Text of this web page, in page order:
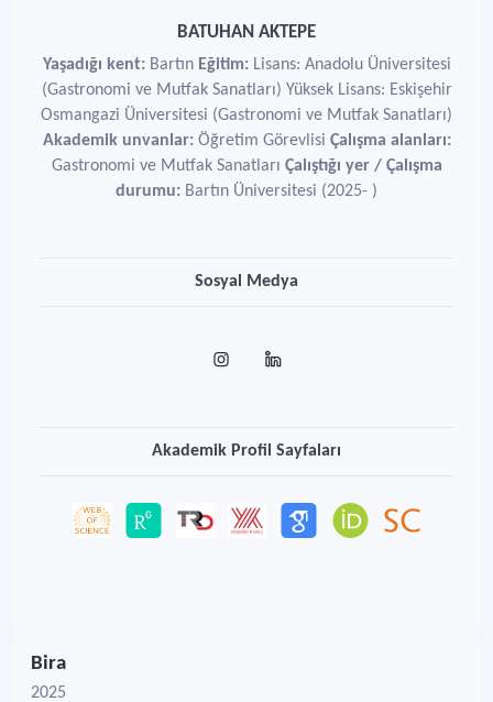
BATUHAN AKTEPE
Yaşadığı kent:Bartın Eğitim:Lisans: Anadolu Üniversitesi
(Gastronomi ve Mutfak Sanatları) Yüksek Lisans: Eskişehir
Osmangazi Üniversitesi (Gastronomi ve Mutfak Sanatları)
Akademik unvanlar:Öğretim Görevlisi Çalışma alanları:
Gastronomi ve Mutfak Sanatları Çalıştığı yer / Çalışma
durumu: Bartın Üniversitesi (2025- )
Sosyal Medya
Akademik Profil Sayfaları
Bira
2025